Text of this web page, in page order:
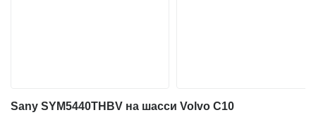
Sany SYM5440THBV на шасси Volvo C10